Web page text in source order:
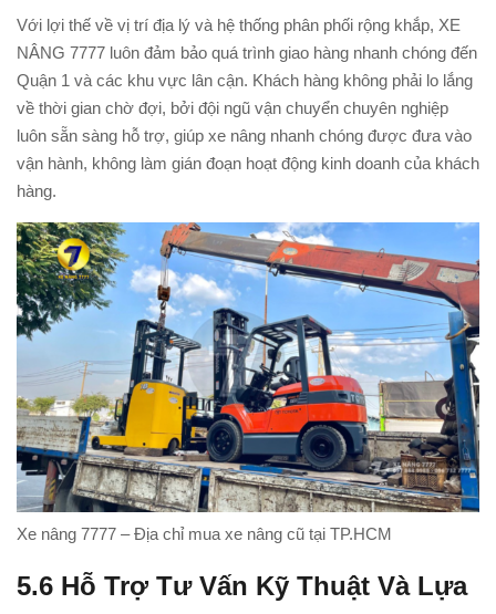
Với lợi thế về vị trí địa lý và hệ thống phân phối rộng khắp, XE
NÂNG 7777 luôn đảm bảo quá trình giao hàng nhanh chóng đến
Quận 1 và các khu vực lân cận. Khách hàng không phải lo lắng
về thời gian chờ đợi, bởi đội ngũ vận chuyển chuyên nghiệp
luôn sẵn sàng hỗ trợ, giúp xe nâng nhanh chóng được đưa vào
vận hành, không làm gián đoạn hoạt động kinh doanh của khách
hàng.
Xe nâng 7777 – Địa chỉ mua xe nâng cũ tại TP.HCM
5.6 Hỗ Trợ Tư Vấn Kỹ Thuật Và Lựa